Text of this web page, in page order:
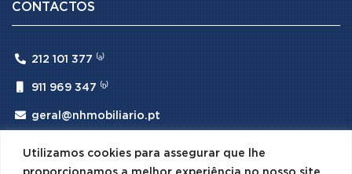
Utilizamos cookies para assegurar que lhe
proporcionamos a melhor experiência no nosso site
CONTACTOS
 212 101 377 ⁽ᵃ⁾
911 969 347 ⁽ᵇ⁾
 geral@nhmobiliario.pt